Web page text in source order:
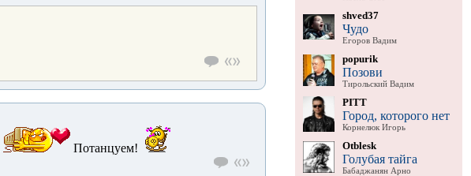
Потанцуем!
shved37
Чудо
Егоров Вадим
popurik
Позови
Тирольский Вадим
PITT
Город, которого нет
Корнелюк Игорь
Otblesk
Голубая тайга
Бабаджанян Арно